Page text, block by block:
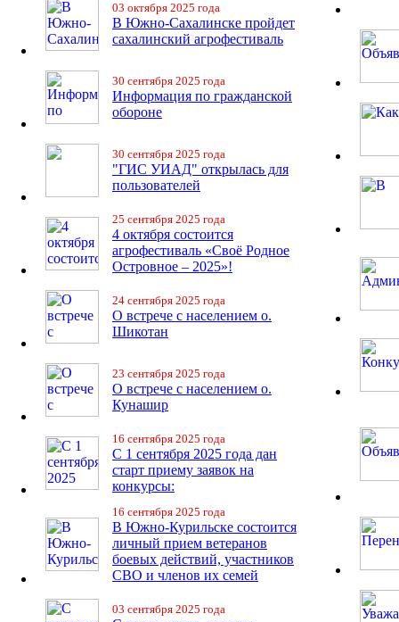
03 октября 2025 года
В Южно-Сахалинске пройдет
сахалинский агрофестиваль
30 сентября 2025 года
Информация по гражданской
обороне
30 сентября 2025 года
"ГИС УИАД" открылась для
пользователей
25 сентября 2025 года
4 октября состоится
агрофестиваль «Своё Родное
Островное – 2025»!
24 сентября 2025 года
О встрече с населением о.
Шикотан
23 сентября 2025 года
О встрече с населением о.
Кунашир
16 сентября 2025 года
С 1 сентября 2025 года дан
старт приему заявок на
конкурсы:
16 сентября 2025 года
В Южно-Курильске состоится
личный прием ветеранов
боевых действий, участников
СВО и членов их семей
03 сентября 2025 года